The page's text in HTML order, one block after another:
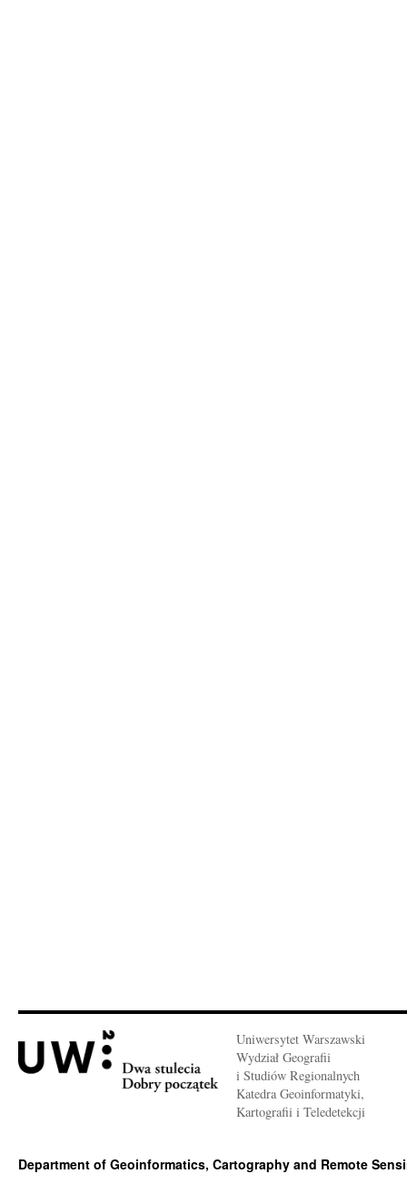
Uniwersytet Warszawski
Wydział Geografii
i Studiów Regionalnych
Katedra Geoinformatyki,
Kartografii i Teledetekcji
Department of Geoinformatics, Cartography and Remote